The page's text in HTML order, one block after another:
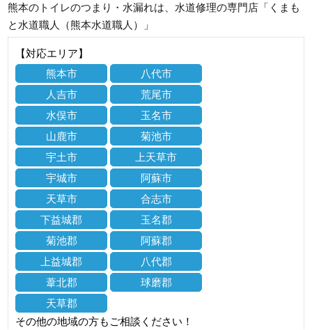
熊本のトイレのつまり・水漏れは、水道修理の専門店「くまも
と水道職人（熊本水道職人）」
【対応エリア】
熊本市
八代市
人吉市
荒尾市
水俣市
玉名市
山鹿市
菊池市
宇土市
上天草市
宇城市
阿蘇市
天草市
合志市
下益城郡
玉名郡
菊池郡
阿蘇郡
上益城郡
八代郡
葦北郡
球磨郡
天草郡
その他の地域の方もご相談ください！